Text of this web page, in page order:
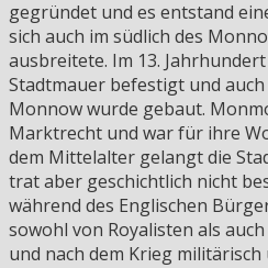
gegründet und es entstand
sich auch im südlich des
ausbreitete. Im 13.
Stadtmauer befestigt und
Monnow wurde gebaut.
Marktrecht und war für ihre
dem Mittelalter gelangt die
trat aber geschichtlich nicht
während des Englischen
sowohl von Royalisten als
und nach dem Krieg